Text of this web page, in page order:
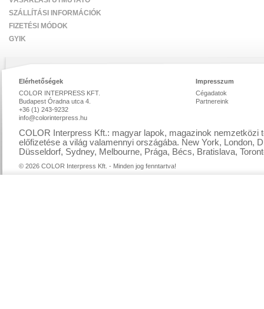
SZÁLLÍTÁSI INFORMÁCIÓK
FIZETÉSI MÓDOK
GYIK
Elérhetőségek
COLOR INTERPRESS KFT.
Budapest Óradna utca 4.
+36 (1) 243-9232
info@colorinterpress.hu
Impresszum
Cégadatok
Partnereink
COLOR Interpress Kft.: magyar lapok, magazinok nemzetközi
előfizetése a világ valamennyi országába. New York, London,
Düsseldorf, Sydney, Melbourne, Prága, Bécs, Bratislava,
© 2026 COLOR Interpress Kft. - Minden jog fenntartva!